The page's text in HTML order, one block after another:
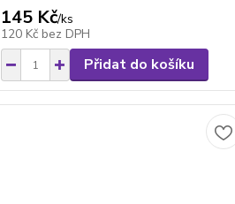
145 Kč/ks
120 Kč bez DPH
Přidat do košíku